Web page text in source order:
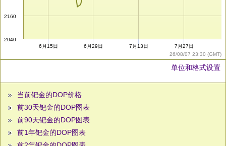
26/08/07 23:30 (GMT)
2040
2160
6月15日 6月29日 7月13日 7月27日
单位和格式设置
当前钯金的DOP价格
前30天钯金的DOP图表
前90天钯金的DOP图表
前1年钯金的DOP图表